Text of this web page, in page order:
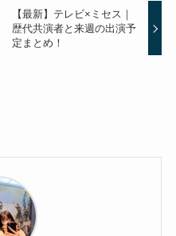
【最新】テレビ×ミセス｜
歴代共演者と来週の出演予
定まとめ！